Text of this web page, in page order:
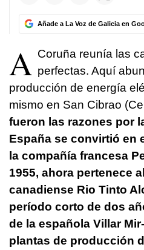
Añade a La Voz de Galicia en
A Coruña reunía las
perfectas. Aquí
producción de energía
mismo en San Cibrao
fueron las razones por
España se convirtió en
la compañía francesa
1955, ahora pertenece
canadiense Rio Tinto
período corto de dos
de la española Villar
plantas de producción